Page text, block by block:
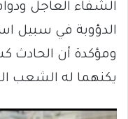
الشفاء العاجل
الدؤوبة في سبيل
ومؤكدة أن الحادث
يكنهما له الشعب